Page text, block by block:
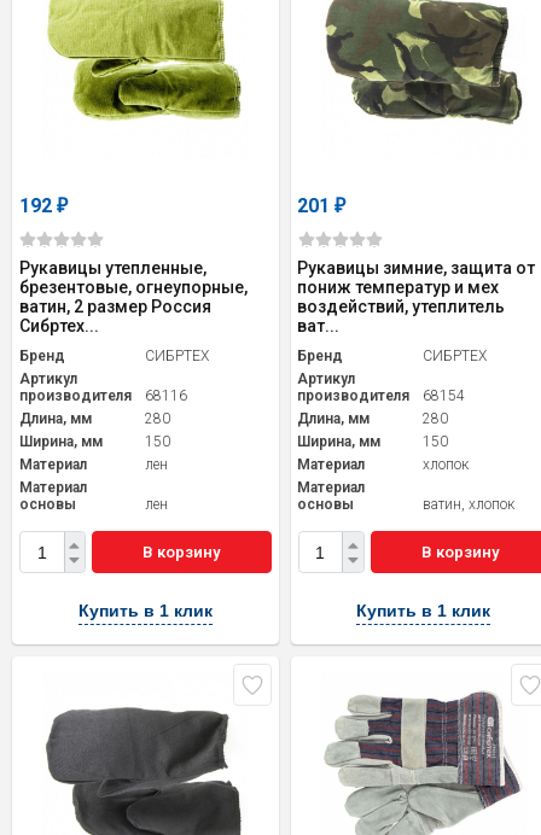
192 ₽
Рукавицы утепленные,
брезентовые, огнеупорные,
ватин, 2 размер Россия
Сибртех...
Бренд
СИБРТЕХ
Артикул
производителя
68116
Длина, мм
280
Ширина, мм
150
Материал
лен
Материал
основы
лен
В корзину
Купить в 1 клик
201₽
Рукавицы зимние, защита от
пониж температур и мех
воздействий, утеплитель
ват...
Бренд
СИБРТЕХ
Артикул
производителя
68154
Длина, мм
280
Ширина, мм
150
Материал
хлопок
Материал
основы
ватин, хлопок
В корзину
Купить в 1 клик